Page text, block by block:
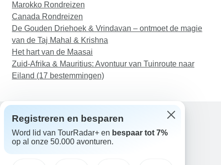
Marokko Rondreizen
Canada Rondreizen
De Gouden Driehoek & Vrindavan – ontmoet de magie
van de Taj Mahal & Krishna
Het hart van de Maasai
Zuid-Afrika & Mauritius: Avontuur van Tuinroute naar
Eiland (17 bestemmingen)
Hulp
Neem contact met ons op
Registreren en besparen
Word lid van TourRadar+ en bespaar tot 7%
op al onze 50.000 avonturen.